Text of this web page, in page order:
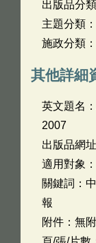
出版品分
主題分類：
施政分類：
其他詳細
英文題名：
2007
出版品網
適用對象
關鍵詞：
報
附件：無